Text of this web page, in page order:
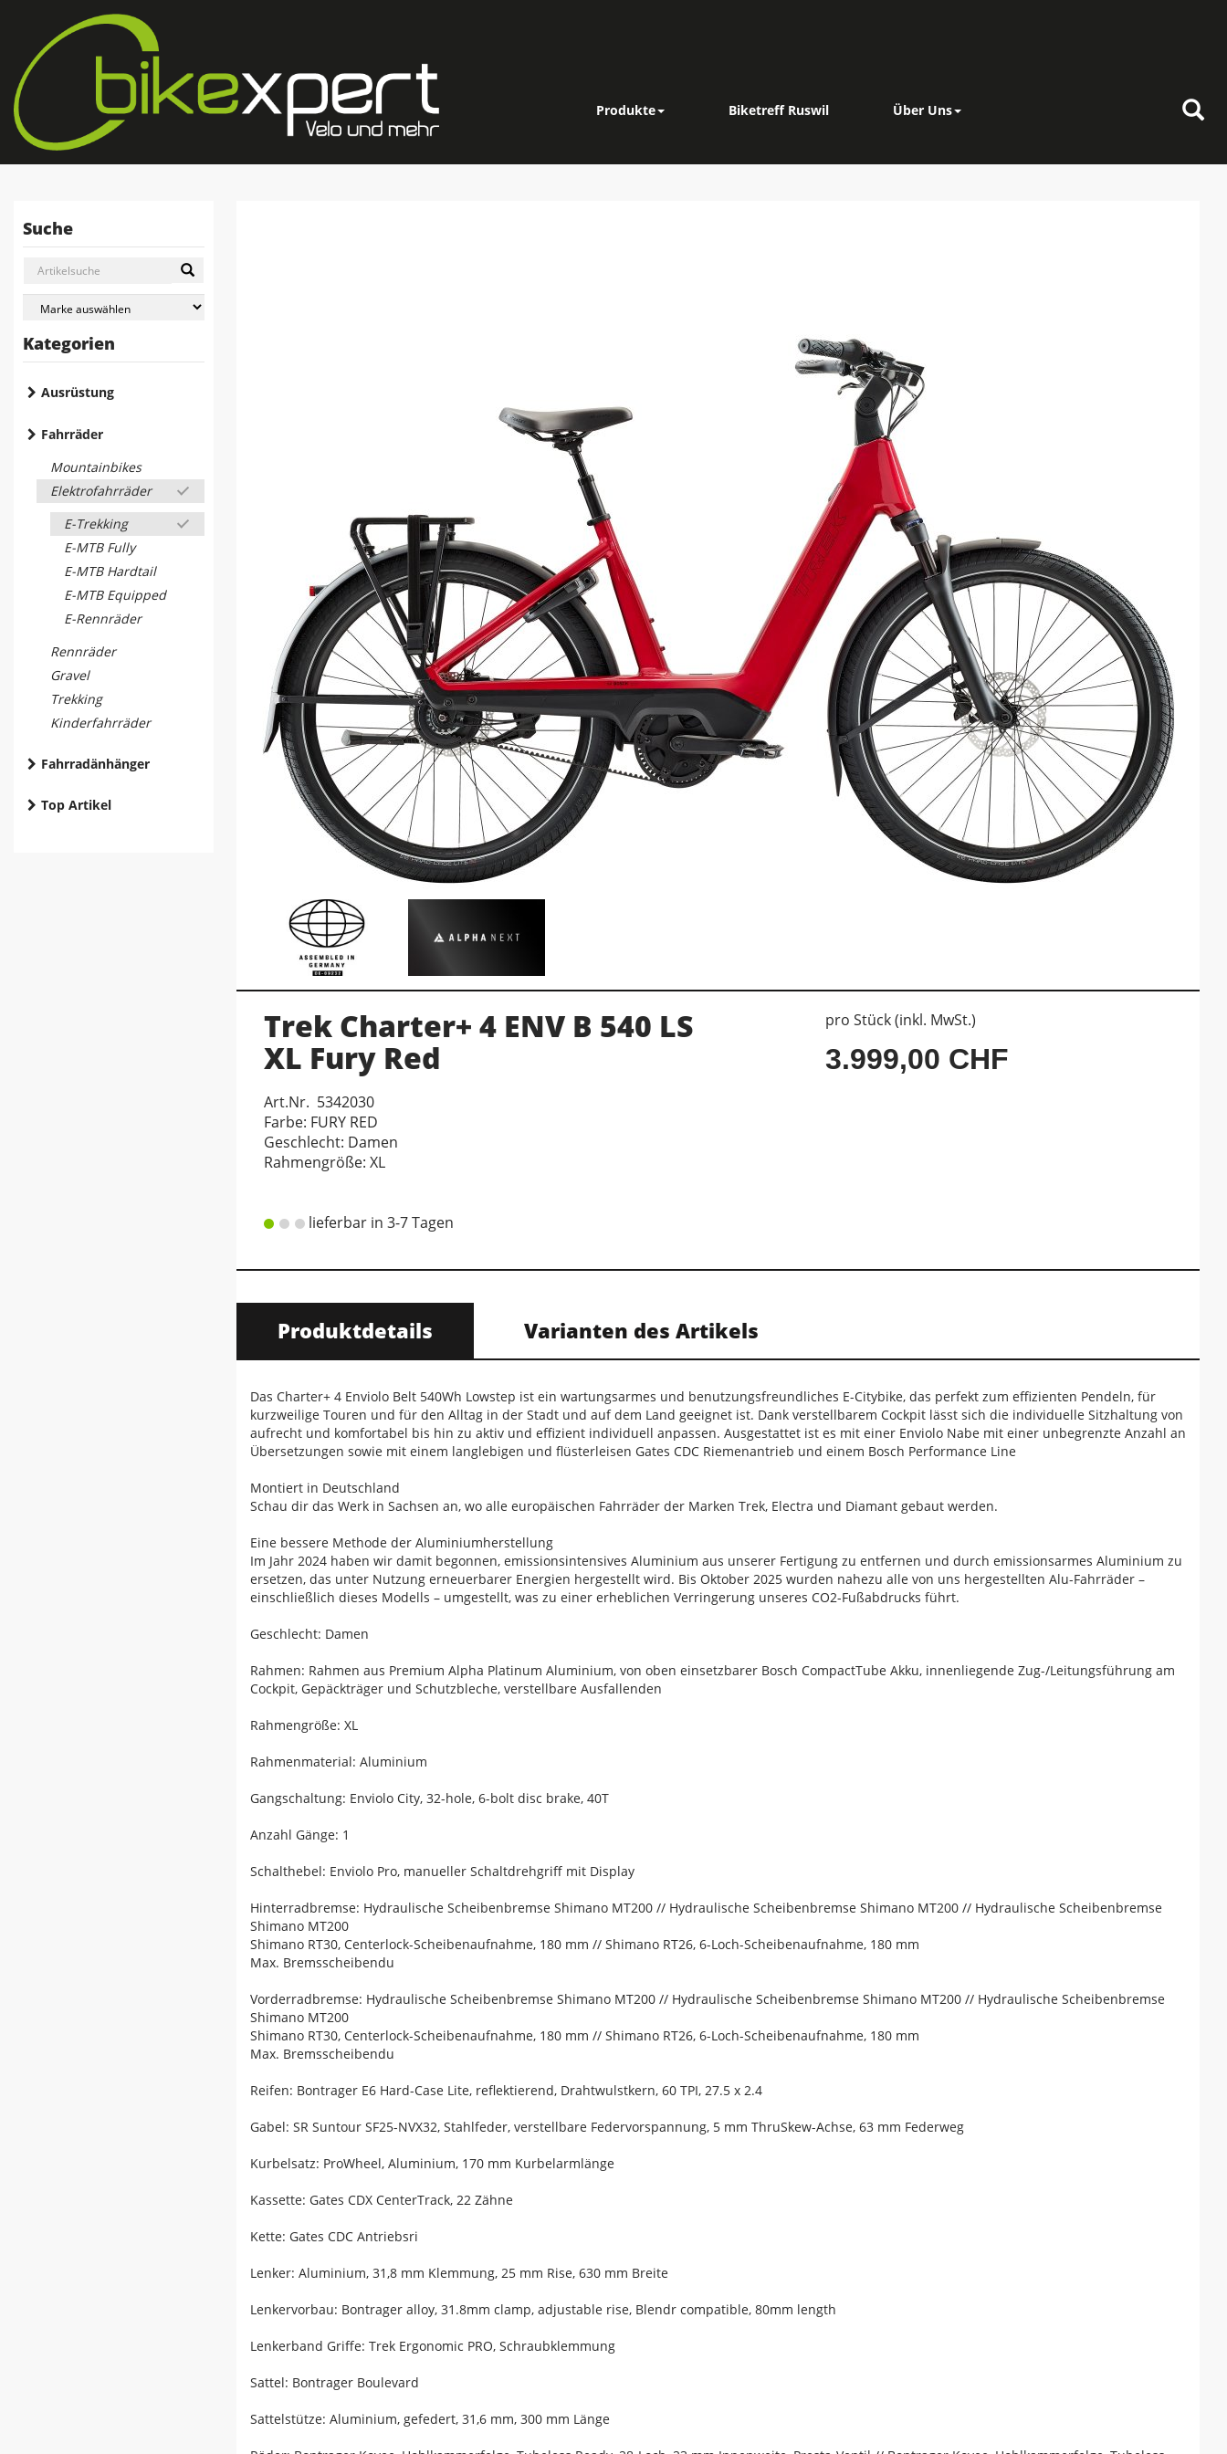
Produkte Biketreff Ruswil Über Uns
Suche
Kategorien
Ausrüstung
Fahrräder
Mountainbikes
Elektrofahrräder
E-Trekking
E-MTB Fully
E-MTB Hardtail
E-MTB Equipped
E-Rennräder
Rennräder
Gravel
Trekking
Kinderfahrräder
Fahrradänhänger
Top Artikel
Trek Charter+ 4 ENV B 540 LS
XL Fury Red
Art.Nr. 5342030
Farbe: FURY RED
Geschlecht: Damen
Rahmengröße: XL
lieferbar in 3-7 Tagen
pro Stück (inkl. MwSt.)
3.999,00 CHF
Produktdetails Varianten des Artikels
Das Charter+ 4 Enviolo Belt 540Wh Lowstep ist ein wartungsarmes und benutzungsfreundliches E-Citybike, das perfekt zum effizienten Pendeln, für
kurzweilige Touren und für den Alltag in der Stadt und auf dem Land geeignet ist. Dank verstellbarem Cockpit lässt sich die individuelle Sitzhaltung von
aufrecht und komfortabel bis hin zu aktiv und effizient individuell anpassen. Ausgestattet ist es mit einer Enviolo Nabe mit einer unbegrenzte Anzahl an
Übersetzungen sowie mit einem langlebigen und flüsterleisen Gates CDC Riemenantrieb und einem Bosch Performance Line
Montiert in Deutschland
Schau dir das Werk in Sachsen an, wo alle europäischen Fahrräder der Marken Trek, Electra und Diamant gebaut werden.
Eine bessere Methode der Aluminiumherstellung
Im Jahr 2024 haben wir damit begonnen, emissionsintensives Aluminium aus unserer Fertigung zu entfernen und durch emissionsarmes Aluminium zu
ersetzen, das unter Nutzung erneuerbarer Energien hergestellt wird. Bis Oktober 2025 wurden nahezu alle von uns hergestellten Alu-Fahrräder –
einschließlich dieses Modells – umgestellt, was zu einer erheblichen Verringerung unseres CO2-Fußabdrucks führt.
Geschlecht: Damen
Rahmen: Rahmen aus Premium Alpha Platinum Aluminium, von oben einsetzbarer Bosch CompactTube Akku, innenliegende Zug-/Leitungsführung am
Cockpit, Gepäckträger und Schutzbleche, verstellbare Ausfallenden
Rahmengröße: XL
Rahmenmaterial: Aluminium
Gangschaltung: Enviolo City, 32-hole, 6-bolt disc brake, 40T
Anzahl Gänge: 1
Schalthebel: Enviolo Pro, manueller Schaltdrehgriff mit Display
Hinterradbremse: Hydraulische Scheibenbremse Shimano MT200 // Hydraulische Scheibenbremse Shimano MT200 // Hydraulische Scheibenbremse
Shimano MT200
Shimano RT30, Centerlock-Scheibenaufnahme, 180 mm // Shimano RT26, 6-Loch-Scheibenaufnahme, 180 mm
Max. Bremsscheibendu
Vorderradbremse: Hydraulische Scheibenbremse Shimano MT200 // Hydraulische Scheibenbremse Shimano MT200 // Hydraulische Scheibenbremse
Shimano MT200
Shimano RT30, Centerlock-Scheibenaufnahme, 180 mm // Shimano RT26, 6-Loch-Scheibenaufnahme, 180 mm
Max. Bremsscheibendu
Reifen: Bontrager E6 Hard-Case Lite, reflektierend, Drahtwulstkern, 60 TPI, 27.5 x 2.4
Gabel: SR Suntour SF25-NVX32, Stahlfeder, verstellbare Federvorspannung, 5 mm ThruSkew-Achse, 63 mm Federweg
Kurbelsatz: ProWheel, Aluminium, 170 mm Kurbelarmlänge
Kassette: Gates CDX CenterTrack, 22 Zähne
Kette: Gates CDC Antriebsri
Lenker: Aluminium, 31,8 mm Klemmung, 25 mm Rise, 630 mm Breite
Lenkervorbau: Bontrager alloy, 31.8mm clamp, adjustable rise, Blendr compatible, 80mm length
Lenkerband Griffe: Trek Ergonomic PRO, Schraubklemmung
Sattel: Bontrager Boulevard
Sattelstütze: Aluminium, gefedert, 31,6 mm, 300 mm Länge